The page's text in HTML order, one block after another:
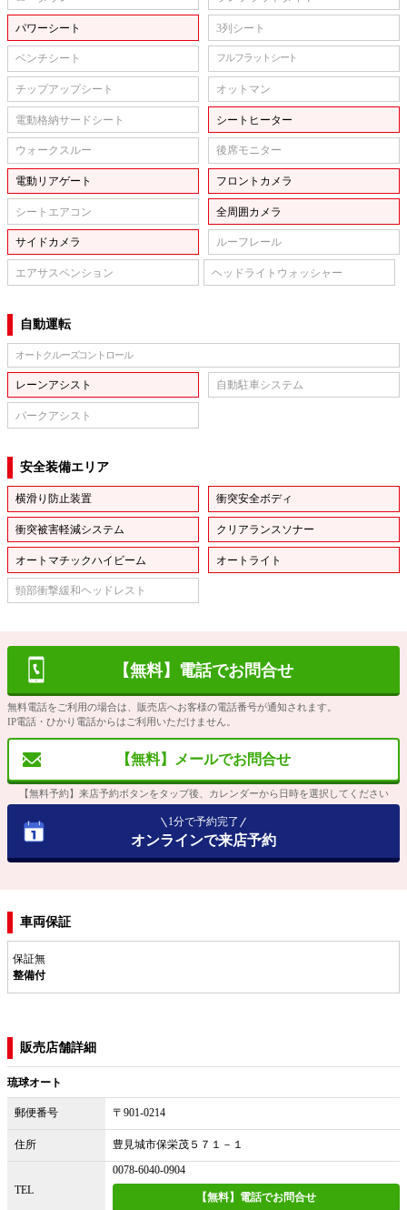
パワーシート 3列シート
ベンチシート フルフラットシート
チップアップシート オットマン
電動格納サードシート シートヒーター
ウォークスルー 後席モニター
電動リアゲート フロントカメラ
シートエアコン 全周囲カメラ
サイドカメラ ルーフレール
エアサスペンション ヘッドライトウォッシャー
自動運転
オートクルーズコントロール
レーンアシスト 自動駐車システム
パークアシスト
安全装備エリア
横滑り防止装置 衝突安全ボディ
衝突被害軽減システム クリアランスソナー
オートマチックハイビーム オートライト
頸部衝撃緩和ヘッドレスト
【無料】電話でお問合せ
無料電話をご利用の場合は、販売店へお客様の電話番号が通知されます。
IP電話・ひかり電話からはご利用いただけません。
【無料】メールでお問合せ
【無料予約】来店予約ボタンをタップ後、カレンダーから日時を選択してください
1分で予約完了
オンラインで来店予約
車両保証
保証無
整備付
販売店舗詳細
琉球オート
郵便番号 〒901-0214
住所 豊見城市保栄茂５７１－１
TEL
0078-6040-0904
【無料】電話でお問合せ